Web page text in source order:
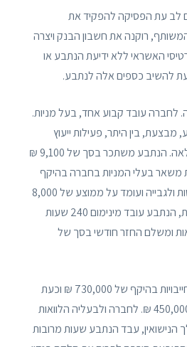
לב עת הפסיקה להפקיד את
רוקנה את חשבון הבנק ויצרה
האשראי ללא ידיעת הנתבע או
להשיב כספים אלה לנתבע.
לחברה עובד קבוע אחד, בעל מניות.
בין היתר, פעילות ייעוץ
טכנולוגי בהיקף משרה מלאה. הנתבע משתכר בסך של 9,100 ₪
משאר בעלי המניות בחברה בהיקף
שמשתנה בהתאם להכנסות ולגבייה ועומד על ממוצע של 8,000
₪ נוספים. כדי לאפשר זאת, הנתבע עובד מינימום 240 שעות
ומשלם החזר חודשי בסך של
הנתבע והחברה נטלו התחייבויות בהיקף של 730,000 ₪ וכעת
עליהם להחזיר סכום של 450,000 ₪. לחברה ולבעליה הלוואות
הנישואין, עבד הנתבע שעות מרובות